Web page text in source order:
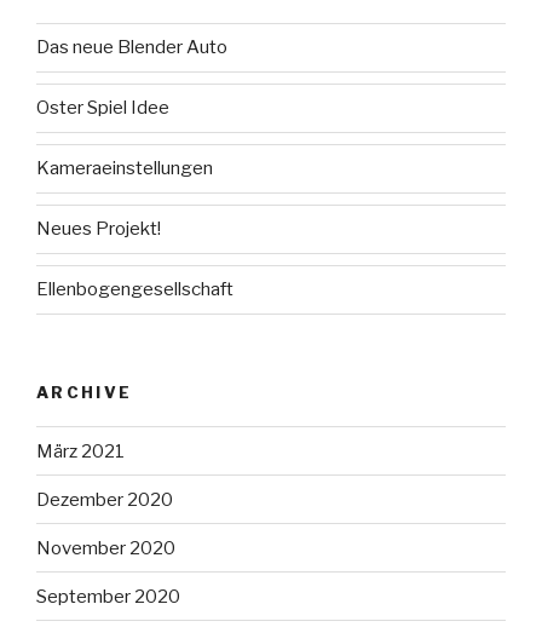
Das neue Blender Auto
Oster Spiel Idee
Kameraeinstellungen
Neues Projekt!
Ellenbogengesellschaft
ARCHIVE
März 2021
Dezember 2020
November 2020
September 2020